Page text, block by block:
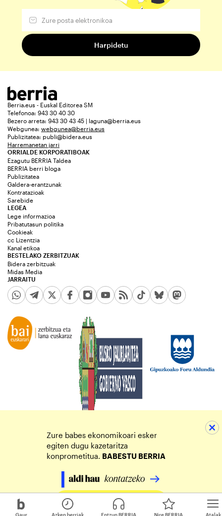
Gaur Atalak
Azken berriak Entzun BERRIA Nire BERRIA
Berria.eus - Euskal Editorea SM
Telefonoa: 943 30 40 30
Bezero arreta: 943 30 43 45 | laguna@berria.eus
Webgunea: webgunea@berria.eus
Publizitatea: publi@bidera.eus
Harremanetan jarri
ORRIALDE KORPORATIBOAK
Ezagutu BERRIA Taldea
BERRIA berri bloga
Publizitatea
Galdera-erantzunak
Kontratazioak
Sarebide
JARRAITU
LEGEA
Lege informazioa
Pribatutasun politika
Cookieak
cc Lizentzia
Kanal etikoa
BESTELAKO ZERBITZUAK
Bidera zerbitzuak
Midas Media
Zure babes ekonomikoari esker
egiten dugu kazetaritza
konprometitua. BABESTU BERRIA
Egin zure ekarpena